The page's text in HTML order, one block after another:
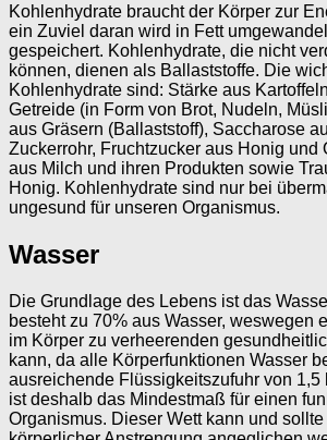
Kohlenhydrate braucht der Körper zur
ein Zuviel daran wird in Fett
gespeichert. Kohlenhydrate, die nicht
können, dienen als Ballaststoffe. Die
Kohlenhydrate sind: Stärke aus
Getreide (in Form von Brot, Nudeln,
aus Gräsern (Ballaststoff), Saccharose
Zuckerrohr, Fruchtzucker aus Honig und
aus Milch und ihren Produkten sowie
Honig. Kohlenhydrate sind nur bei
ungesund für unseren Organismus.
Wasser
Die Grundlage des Lebens ist das
besteht zu 70% aus Wasser, weswegen
im Körper zu verheerenden
kann, da alle Körperfunktionen Wasser
ausreichende Flüssigkeitszufuhr von 1,5
ist deshalb das Mindestmaß für einen
Organismus. Dieser Wett kann und